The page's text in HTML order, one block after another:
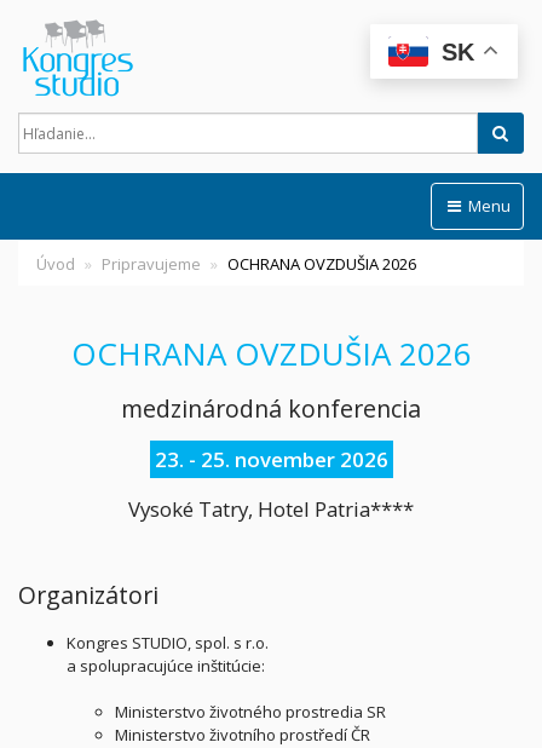
Menu
Úvod Pripravujeme OCHRANA OVZDUŠIA 2026
OCHRANA OVZDUŠIA 2026
medzinárodná konferencia
23. - 25. november 2026
Vysoké Tatry, Hotel Patria****
Organizátori
Kongres STUDIO, spol. s r.o.
a spolupracujúce inštitúcie:
Ministerstvo životného prostredia SR
Ministerstvo životního prostředí ČR
SK